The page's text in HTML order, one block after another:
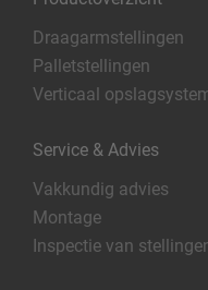
Draagarmstellingen
Palletstellingen
Verticaal
Service & Advies
Vakkundig advies
Montage
Inspectie van